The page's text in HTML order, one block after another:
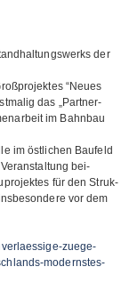
der
“Neues
das „Part­ner­
im Bahn­bau
im öst­li­chen Bau­feld
bei­
für den Struk­
vor dem
zuege-
modernstes-